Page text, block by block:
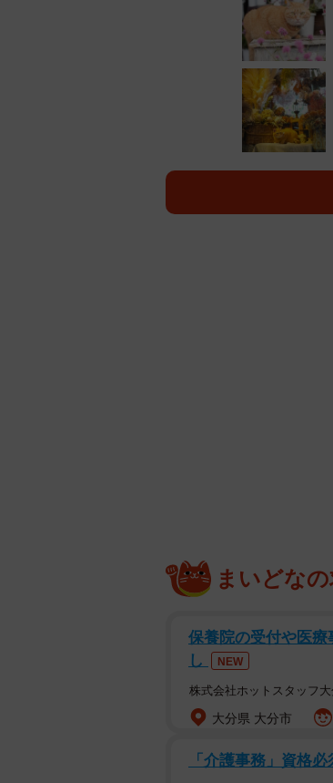
まいどな
保養院の受付や医
し
NEW
株式会社ホットスタッフ
大分県 大分市
「介護事務」資格